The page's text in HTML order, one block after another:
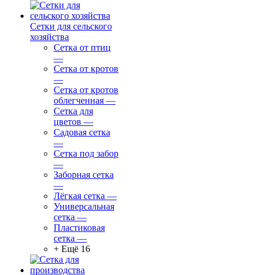
Сетки для сельского
хозяйства
Сетка от птиц
—
Сетка от кротов
—
Сетка от кротов
облегченная —
Сетка для
цветов —
Садовая сетка
—
Сетка под забор
—
Заборная сетка
—
Лёгкая сетка —
Универсальная
сетка —
Пластиковая
сетка —
+ Ещё 16